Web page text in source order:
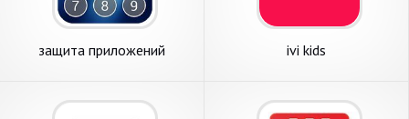
защита приложений ivi kids